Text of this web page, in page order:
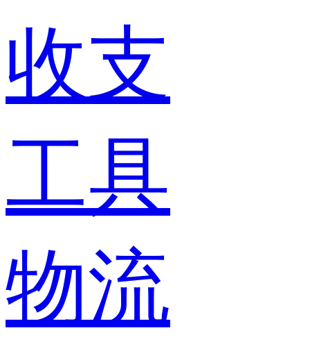
收支
工具
物流